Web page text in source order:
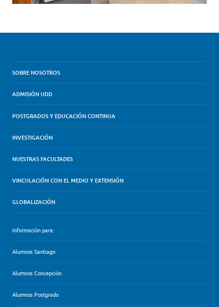
SOBRE NOSOTROS
ADMISIÓN UDD
POSTGRADOS Y EDUCACIÓN CONTINUA
INVESTIGACIÓN
NUESTRAS FACULTADES
VINCULACIÓN CON EL MEDIO Y EXTENSIÓN
GLOBALIZACIÓN
Información para:
Alumnos Santiago
Alumnos Concepción
Alumnos Postgrado